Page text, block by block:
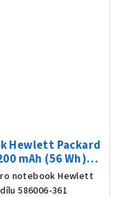
Hewlett Packard
mAh (56 Wh),
notebook Hewlett
586006-361